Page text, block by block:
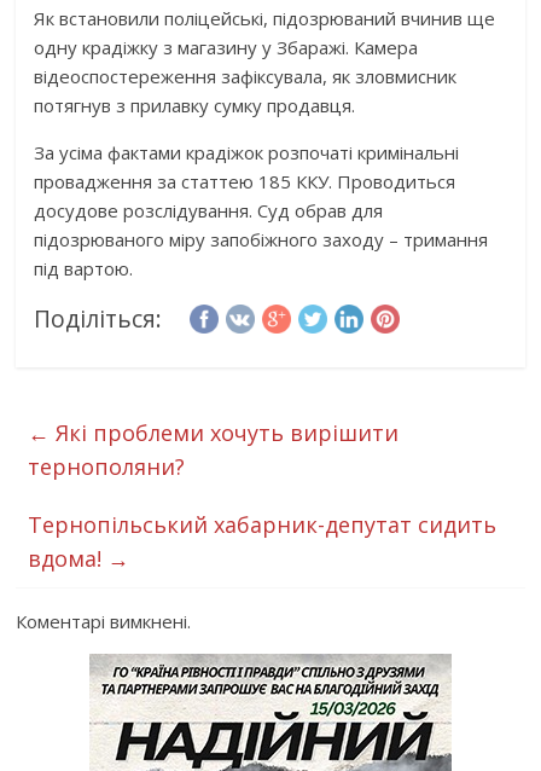
Як встановили поліцейські, підозрюваний вчинив ще
одну крадіжку з магазину у Збаражі. Камера
відеоспостереження зафіксувала, як зловмисник
потягнув з прилавку сумку продавця.
За усіма фактами крадіжок розпочаті кримінальні
провадження за статтею 185 ККУ. Проводиться
досудове розслідування. Суд обрав для
підозрюваного міру запобіжного заходу – тримання
під вартою.
Поділіться:
← Які проблеми хочуть вирішити
тернополяни?
Тернопільський хабарник-депутат сидить
вдома! →
Коментарі вимкнені.